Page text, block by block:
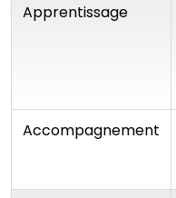
Apprentissage
Accompagnement